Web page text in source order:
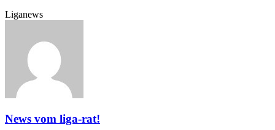
Liganews
News vom liga-rat!